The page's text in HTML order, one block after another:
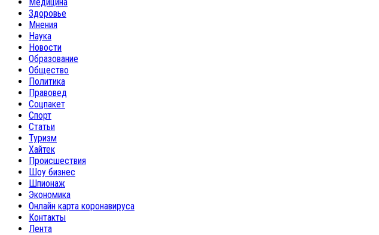
Здоровье
Мнения
Наука
Новости
Образование
Общество
Политика
Правовед
Соцпакет
Спорт
Статьи
Туризм
Хайтек
Происшествия
Шоу бизнес
Шпионаж
Экономика
Онлайн карта коронавируса
Контакты
Лента